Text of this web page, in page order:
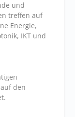
und
treffen auf
Energie,
IKT und
den